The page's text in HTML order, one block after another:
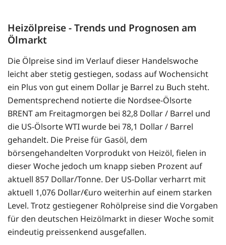
Heizölpreise - Trends und Prognosen am
Ölmarkt
Die Ölpreise sind im Verlauf dieser Handelswoche
leicht aber stetig gestiegen, sodass auf Wochensicht
ein Plus von gut einem Dollar je Barrel zu Buch steht.
Dementsprechend notierte die Nordsee-Ölsorte
BRENT am Freitagmorgen bei 82,8 Dollar / Barrel und
die US-Ölsorte WTI wurde bei 78,1 Dollar / Barrel
gehandelt. Die Preise für Gasöl, dem
börsengehandelten Vorprodukt von Heizöl, fielen in
dieser Woche jedoch um knapp sieben Prozent auf
aktuell 857 Dollar/Tonne. Der US-Dollar verharrt mit
aktuell 1,076 Dollar/€uro weiterhin auf einem starken
Level. Trotz gestiegener Rohölpreise sind die Vorgaben
für den deutschen Heizölmarkt in dieser Woche somit
eindeutig preissenkend ausgefallen.